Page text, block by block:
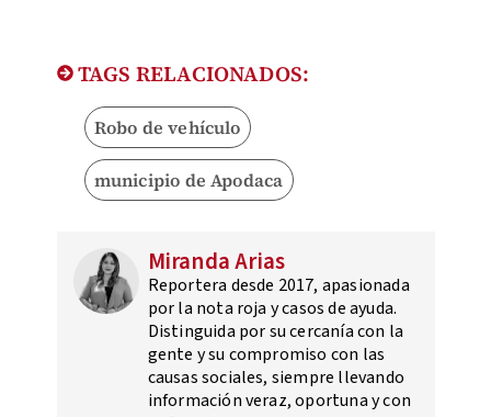
TAGS RELACIONADOS:
Robo de vehículo
municipio de Apodaca
Miranda Arias
Reportera desde 2017, apasionada
por la nota roja y casos de ayuda.
Distinguida por su cercanía con la
gente y su compromiso con las
causas sociales, siempre llevando
información veraz, oportuna y con